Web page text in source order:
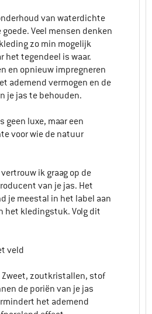
van waterdichte
Veel mensen denken
zo min mogelijk
het tegendeel is waar.
en opnieuw impregneren
ademend vermogen en de
je jas te behouden.
geen luxe, maar een
voor wie de natuur
ik graag op de
van je jas. Het
je meestal in het label aan
het kledingstuk. Volg dit
veld
Zweet, zoutkristallen, stof
de poriën van je jas
het ademend